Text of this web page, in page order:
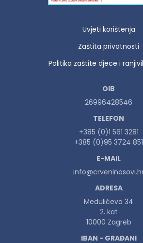
Uvjeti korištenja
Zaštita privatnosti
Politika zaštite djece i
OIB
26996428546
TELEFON
+385 (0)1 561 3281
+385 (0)95 3724 851
E-MAIL
ADRESA
Medulićeva 34
2. kat
10000 Zagreb
IBAN - GRAĐANI